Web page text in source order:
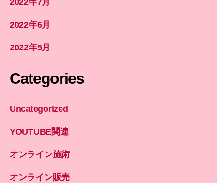
2022年7月
2022年6月
2022年5月
Categories
Uncategorized
YOUTUBE関連
オンライン施術
オンライン販売